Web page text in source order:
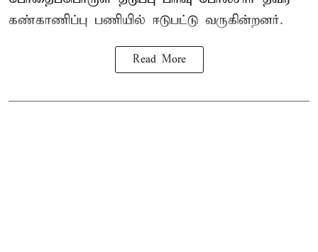
கண்காணிப்பு பணியில் ஈடுபட்டு வருகின்றனர்.
Read More